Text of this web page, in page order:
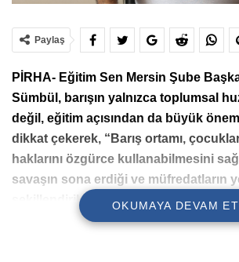
Paylaş
PİRHA- Eğitim Sen Mersin Şube
Sümbül, barışın yalnızca toplumsal
değil, eğitim açısından da büyük önem
dikkat çekerek, “Barış ortamı,
haklarını özgürce kullanabilmesini
savaşın sona erdiği ve müfredatların
şekillendirildiği bir ortamda mümkün
fırsat eşitsizliği ve psikolojik travmalar
OKUMAYA DEVAM ET